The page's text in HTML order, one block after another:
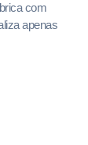
com
apenas